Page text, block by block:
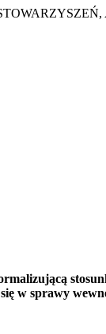
w sprawy